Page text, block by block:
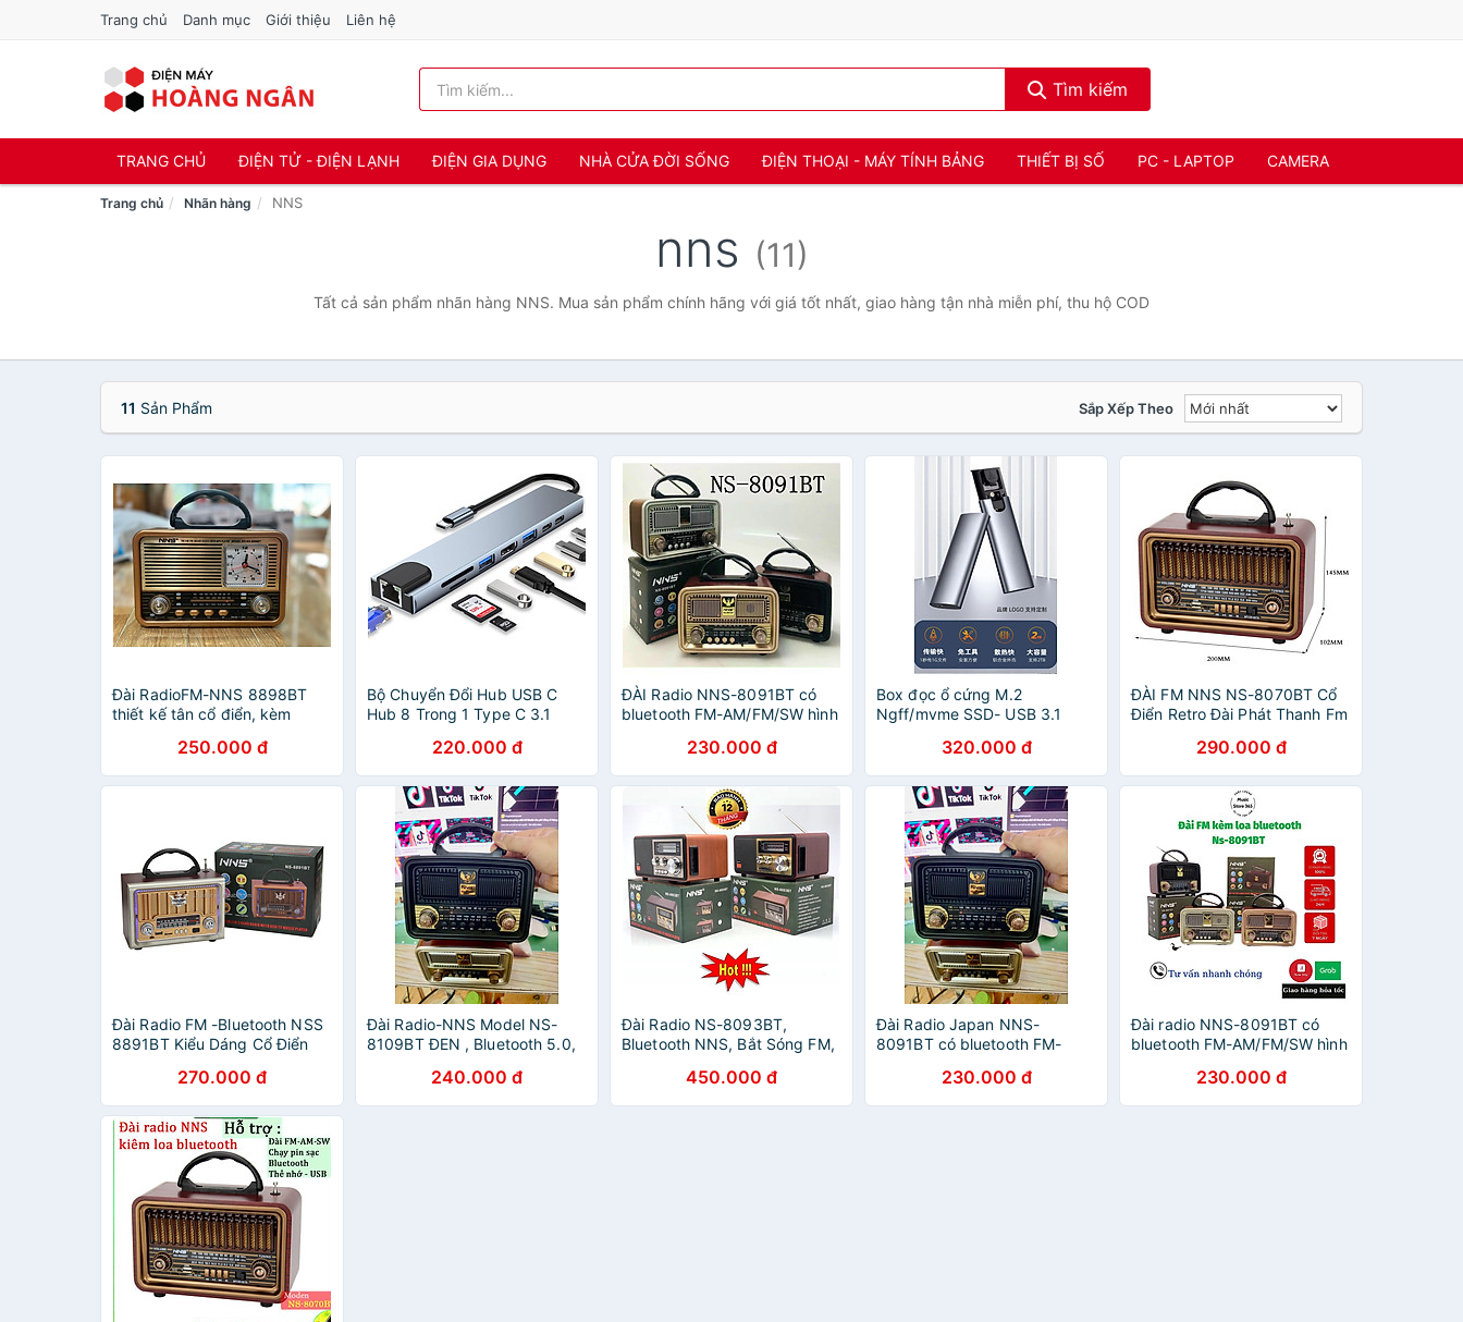
Trang chủ Danh mục Giới thiệu Liên hệ
Tìm kiếm
TRANG CHỦ ĐIỆN TỬ - ĐIỆN LẠNH ĐIỆN GIA DỤNG NHÀ CỬA ĐỜI SỐNG ĐIỆN THOẠI - MÁY TÍNH BẢNG THIẾT BỊ SỐ PC - LAPTOP CAMERA
Trang chủ Nhãn hàng NNS
nns (11)
Tất cả sản phẩm nhãn hàng NNS. Mua sản phẩm chính hãng với giá tốt nhất, giao hàng tận nhà miễn phí, thu hộ COD
11 Sản Phẩm Sắp Xếp Theo
Đài RadioFM-NNS 8898BT
thiết kế tân cổ điển, kèm
cực khỏe đầy đủ tính năng
nghe nhạc-Hàng Chính Hãng
250.000 đ
Bộ Chuyển Đổi Hub USB C
Hub 8 Trong 1 Type C 3.1
TF Cho MacBook Notebook
Laptop Máy Tính-Hàng Chính
Hãng
220.000 đ
ĐÀI Radio NNS-8091BT có
bluetooth FM-AM/FM/SW hình
230.000 đ
Box đọc ổ cứng M.2
Ngff/mvme SSD- USB 3.1
SSD hộp NVMe PCIe Hợp kim
nhôm sang trọng- Hàng Chính
Hãng
320.000 đ
ĐÀI FM NNS NS-8070BT Cổ
Điển Retro Đài Phát Thanh Fm
Usb Sd Tf Máy Nghe Nhạc
Mp3 Bằng Gỗ-Hàng Chính
Hãng
290.000 đ
Đài Radio FM -Bluetooth NSS
8891BT Kiểu Dáng Cổ Điển
nhớ, Chạy Pin Sạc-Hàng
Chính Hãng
270.000 đ
Đài Radio-NNS Model NS-
8109BT ĐEN , Bluetooth 5.0,
Thẻ Nhớ Hàng Chính Hãng
240.000 đ
Đài Radio NS-8093BT,
Bluetooth NNS, Bắt Sóng FM,
Nhớ Đài To âm thanh sống
động - Hàng Chính Hãng
450.000 đ
Đài Radio Japan NNS-
8091BT có bluetooth FM-
sang trọng-Hàng Chính Hãng
230.000 đ
Đài radio NNS-8091BT có
bluetooth FM-AM/FM/SW hình
,tích hợp pin sạc-Hàng Chính
Hãng
230.000 đ